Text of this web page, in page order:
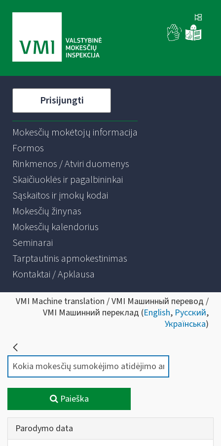
Prisijungti
Mokesčių mokėtojų informacija
Formos
Rinkmenos / Atviri duomenys
Skaičiuoklės ir pagalbininkai
Sąskaitos ir įmokų kodai
Mokesčių žinynas
Mokesčių kalendorius
Seminarai
Tarptautinis apmokestinimas
Kontaktai / Apklausa
VMI Machine translation / VMI Машинный перевод /
VMI Машинний переклад (English, Русский,
Українська)
Paieška
Parodymo data